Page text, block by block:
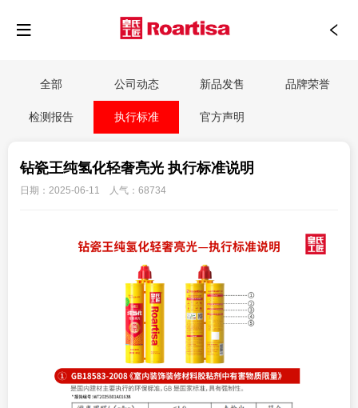
全部 公司动态 新品发售 品牌荣誉
检测报告 执行标准 官方声明
钻瓷王纯氢化轻奢亮光 执行标准说明
日期：2025-06-11 人气：68734